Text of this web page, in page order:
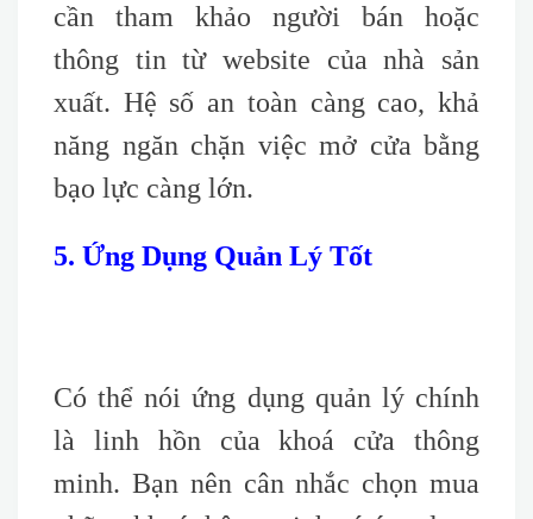
cần tham khảo người bán hoặc
thông tin từ website của nhà sản
xuất. Hệ số an toàn càng cao, khả
năng ngăn chặn việc mở cửa bằng
bạo lực càng lớn.
5. Ứng Dụng Quản Lý Tốt
Có thể nói ứng dụng quản lý chính
là linh hồn của khoá cửa thông
minh. Bạn nên cân nhắc chọn mua